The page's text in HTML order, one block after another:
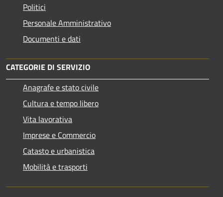
Politici
Personale Amministrativo
Documenti e dati
CATEGORIE DI SERVIZIO
Anagrafe e stato civile
Cultura e tempo libero
Vita lavorativa
Imprese e Commercio
Catasto e urbanistica
Mobilità e trasporti